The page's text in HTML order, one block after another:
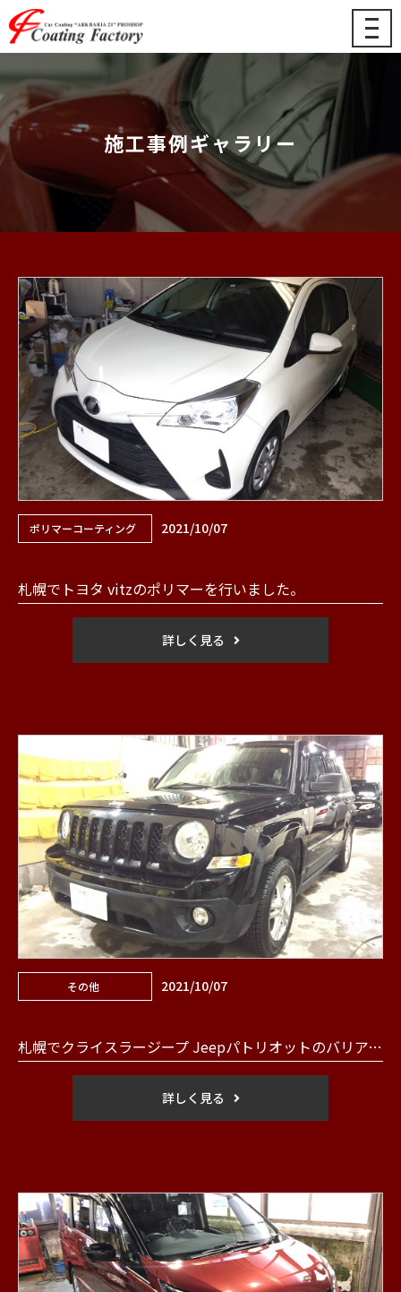
メ
ニ
施工事例ギャラリー
ポリマーコーティング 2021/10/07
札幌でトヨタ vitzのポリマーを行いました。
詳しく見る
その他 2021/10/07
札幌でクライスラージープ Jeepパトリオットのバリアクォーツを行いました。
詳しく見る